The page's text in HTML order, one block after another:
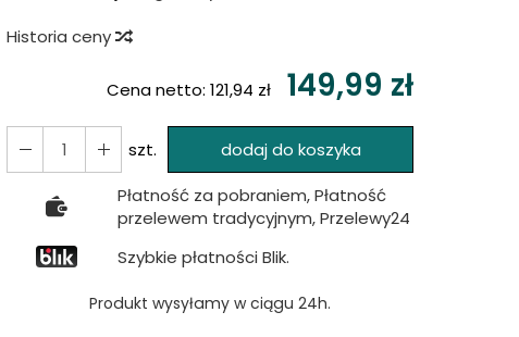
Historia ceny
Cena netto: 121,94 zł 149,99 zł
szt.
dodaj do koszyka
Płatność za pobraniem, Płatność
przelewem tradycyjnym, Przelewy24
Szybkie płatności Blik.
Produkt wysyłamy w ciągu 24h.